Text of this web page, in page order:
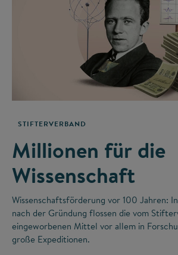
STIFTERVERBAND
Millionen für die
Wissenschaft
Wissenschaftsförderung vor 100 Jahren:
nach der Gründung flossen die vom
eingeworbenen Mittel vor allem in
große Expeditionen.